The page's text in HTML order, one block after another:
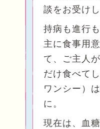
談をお受けし
持病も進行
主に食事用
て、ご主人
だけ食べて
ワンシー）
に。
現在は、血